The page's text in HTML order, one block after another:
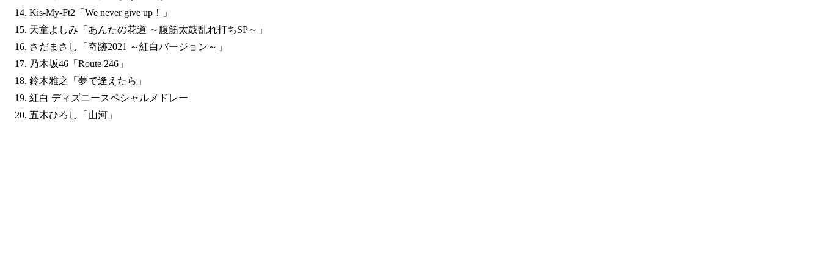
Kis-My-Ft2「We never give up！」
天童よしみ「あんたの花道 ～腹筋太鼓乱れ打ちSP～」
さだまさし「奇跡2021 ～紅白バージョン～」
乃木坂46「Route 246」
鈴木雅之「夢で逢えたら」
紅白 ディズニースペシャルメドレー
五木ひろし「山河」